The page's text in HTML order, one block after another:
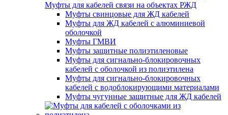
Муфты для кабелей связи на объектах РЖД
Муфты свинцовые для ЖД кабелей
Муфты для ЖД кабелей с алюминиевой
оболочкой
Муфты ГМВИ
Муфты защитные полиэтиленовые
Муфты для сигнально-блокировочных
кабелей с оболочкой из полиэтилена
Муфты для сигнально-блокировочных
кабелей с водоблокирующими материалами
Муфты чугунные защитные для ЖД кабелей